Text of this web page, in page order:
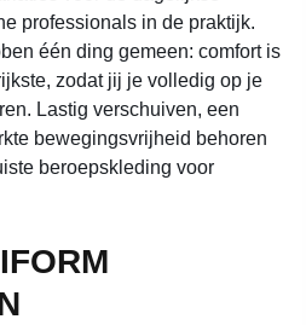
professionals in de praktijk.
één ding gemeen: comfort is
zodat jij je volledig op je
Lastig verschuiven, een
bewegingsvrijheid behoren
beroepskleding voor